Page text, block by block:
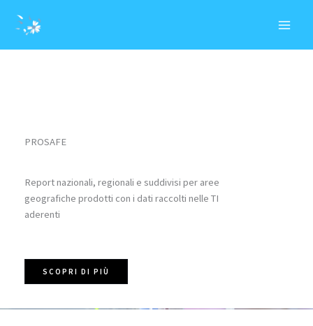
contenuto
PROSAFE
Report nazionali, regionali e suddivisi per aree
geografiche prodotti con i dati raccolti nelle TI
aderenti
SCOPRI DI PIÙ